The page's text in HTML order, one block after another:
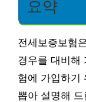
요약
전세보증보험
경우를 대비해
험에 가입하기
뽑아 설명해 드